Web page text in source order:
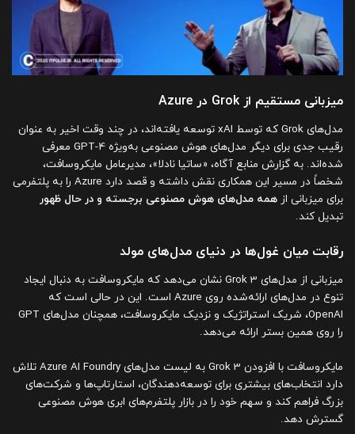
میزبانی مستقیم از Grok در Azure
مدل‌های Grok که توسط xAI توسعه یافته‌اند، در چند وقت اخیر به عنوان
رقیب جدی برای دیگر مدل‌های هوش مصنوعی به‌ویژه GPT-4 معرفی
شده‌اند. به گزارش منابع آگاه، «ساتیا نادلا»، مدیرعامل مایکروسافت،
شخصاً در مسیر این همکاری نقش داشته و قصد دارد Azure را به پلتفرمی
برای میزبانی از همه مدل‌های هوش مصنوعی برجسته و در حال ظهور
تبدیل کند.
رقابت میان غول‌ها در دنیای مدل‌های مولد
میزبانی از مدل‌های Grok 3 نشان می‌دهد که مایکروسافت به دنبال ایجاد
تنوع در مدل‌های ارائه‌شده روی Azure است. این در حالی است که
OpenAI، شریک استراتژیک و نزدیک مایکروسافت، همچنان مدل‌های GPT
را روی همین بستر ارائه می‌دهد.
مایکروسافت با افزودن Grok 3 به لیست مدل‌های Azure AI Foundry تلاش
دارد انتخاب‌های بیشتری برای توسعه‌دهندگان، استارتاپ‌ها و شرکت‌های
بزرگ فراهم کند و سهم خود را در بازار پلتفرم‌های ابری هوش مصنوعی
گسترش دهد.